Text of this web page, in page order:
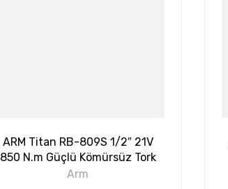
ARM Titan RB-809S 1/2″ 21V
850 N.m Güçlü Kömürsüz Tork
Canavarı Şarjlı Somun Sökme
Arm